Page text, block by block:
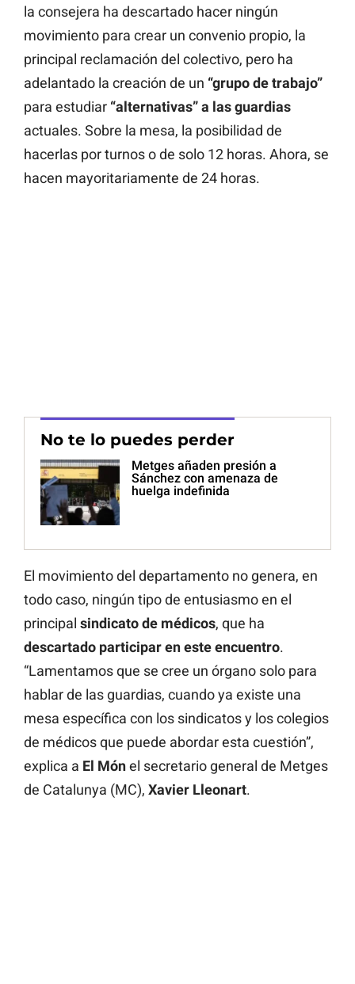
la consejera ha descartado hacer ningún
movimiento para crear un convenio propio, la
principal reclamación del colectivo, pero ha
adelantado la creación de un “grupo de trabajo”
para estudiar “alternativas” a las guardias
actuales. Sobre la mesa, la posibilidad de
hacerlas por turnos o de solo 12 horas. Ahora, se
hacen mayoritariamente de 24 horas.
No te lo puedes perder
Metges añaden presión a
Sánchez con amenaza de
huelga indefinida
El movimiento del departamento no genera, en
todo caso, ningún tipo de entusiasmo en el
principal sindicato de médicos, que ha
descartado participar en este encuentro.
“Lamentamos que se cree un órgano solo para
hablar de las guardias, cuando ya existe una
mesa específica con los sindicatos y los colegios
de médicos que puede abordar esta cuestión”,
explica a El Mónel secretario general de Metges
de Catalunya (MC), Xavier Lleonart.